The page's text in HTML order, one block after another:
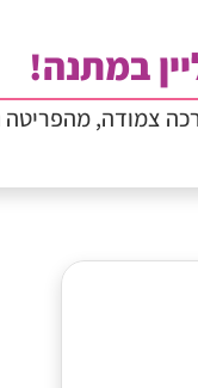
במתנה!
צמודה, מהפריטה